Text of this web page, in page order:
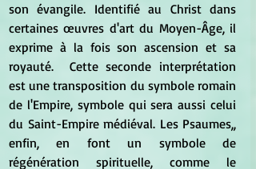
son évangile. Identifié au Christ dans
certaines œuvres d'art du Moyen-Âge, il
exprime à la fois son ascension et sa
royauté.  Cette seconde interprétation
est une transposition du symbole romain
de l'Empire, symbole qui sera aussi celui
du Saint-Empire médiéval. Les Psaumes,,
enfin, en font un symbole de